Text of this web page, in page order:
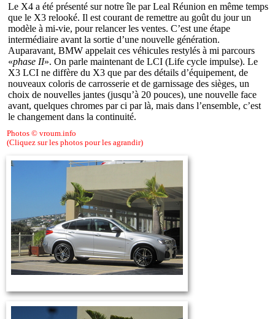
Le X4 a été présenté sur notre île par Leal Réunion en même temps
que le X3 relooké. Il est courant de remettre au goût du jour un
modèle à mi-vie, pour relancer les ventes. C’est une étape
intermédiaire avant la sortie d’une nouvelle génération.
Auparavant, BMW appelait ces véhicules restylés à mi parcours
«phase II». On parle maintenant de LCI (Life cycle impulse). Le
X3 LCI ne diffère du X3 que par des détails d’équipement, de
nouveaux coloris de carrosserie et de garnissage des sièges, un
choix de nouvelles jantes (jusqu’à 20 pouces), une nouvelle face
avant, quelques chromes par ci par là, mais dans l’ensemble, c’est
le changement dans la continuité.
Photos © vroum.info
(Cliquez sur les photos pour les agrandir)